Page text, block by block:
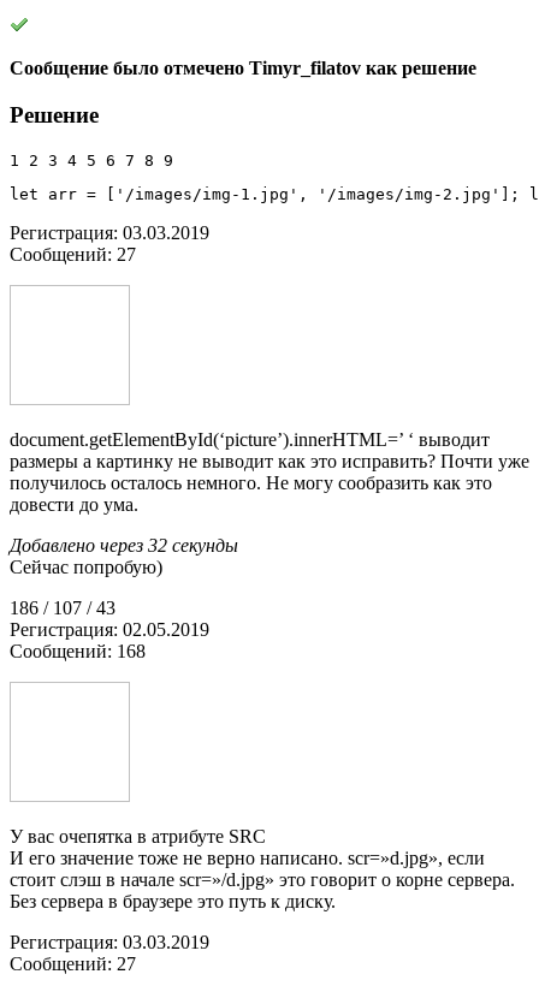
Сообщение было отмечено Timyr_filatov как решение
Решение
1 2 3 4 5 6 7 8 9
let arr = '/images/img-1.jpg' , '/images/img-2.jpg' ;
Регистрация: 03.03.2019
Сообщений: 27
document.getElementById(‘picture’).innerHTML=’ ‘ выводит
размеры а картинку не выводит как это исправить? Почти уже
получилось осталось немного. Не могу сообразить как это
довести до ума.
Добавлено через 32 секунды
Сейчас попробую)
186 / 107 / 43
Регистрация: 02.05.2019
Сообщений: 168
У вас очепятка в атрибуте SRC
И его значение тоже не верно написано. scr=»d.jpg», если
стоит слэш в начале scr=»/d.jpg» это говорит о корне сервера.
Без сервера в браузере это путь к диску.
Регистрация: 03.03.2019
Сообщений: 27